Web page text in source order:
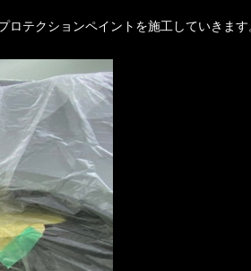
ロテクションペイントを施工していきます